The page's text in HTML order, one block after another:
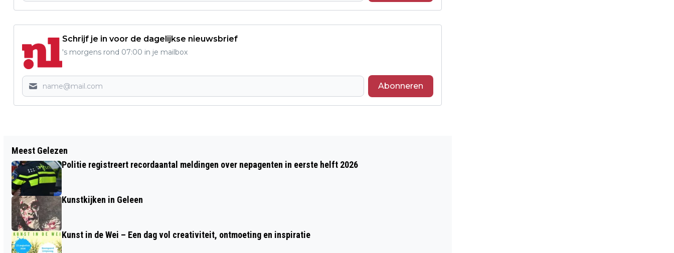
Schrijf je in voor de dagelijkse nieuwsbrief
's morgens rond 07:00 in je mailbox
Abonneren
VERMOEDELIJK VEEL MEER BEVERS IN
LIMBURG DAN GEDACHT
JONGENS VAN DE JAPANSE KAMPEN'
Meest Gelezen
Politie registreert recordaantal meldingen over nepagenten in eerste helft 2026
Kunstkijken in Geleen
Kunst in de Wei – Een dag vol creativiteit, ontmoeting en inspiratie